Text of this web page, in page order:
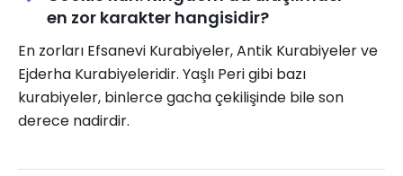
en zor karakter hangisidir?
En zorları Efsanevi Kurabiyeler, Antik Kurabiyeler ve
Ejderha Kurabiyeleridir. Yaşlı Peri gibi bazı
kurabiyeler, binlerce gacha çekilişinde bile son
derece nadirdir.